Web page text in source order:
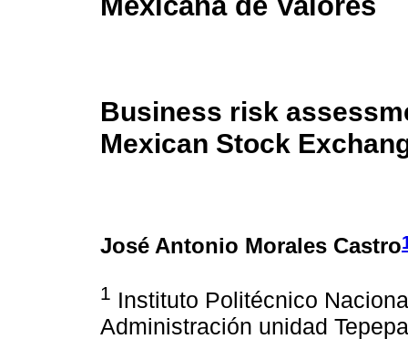
Business risk
Mexican Stock
José Antonio Morales Castro
1 Instituto Politécnico
Administración unidad